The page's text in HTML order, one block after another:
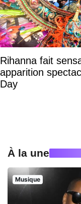
Rihanna fait
apparition
Day
À la une
Musique